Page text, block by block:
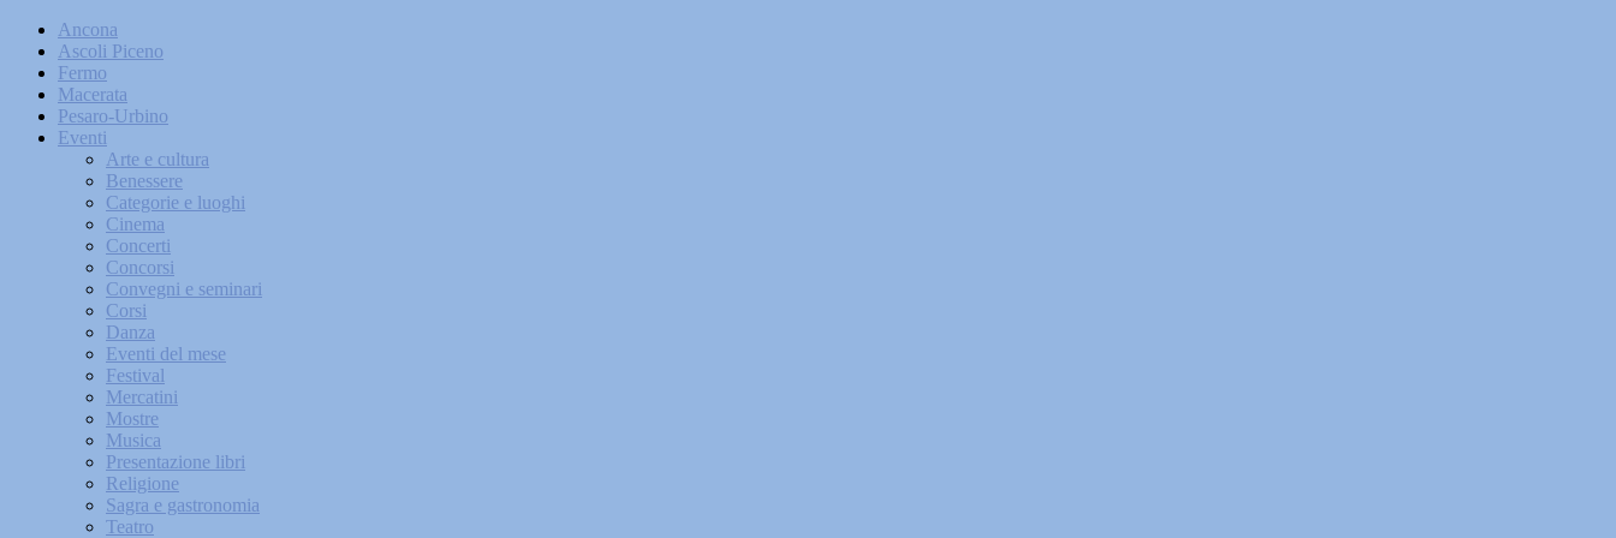
Ancona
Ascoli Piceno
Fermo
Macerata
Pesaro-Urbino
Eventi
Arte e cultura
Benessere
Categorie e luoghi
Cinema
Concerti
Concorsi
Convegni e seminari
Corsi
Danza
Eventi del mese
Festival
Mercatini
Mostre
Musica
Presentazione libri
Religione
Sagra e gastronomia
Teatro